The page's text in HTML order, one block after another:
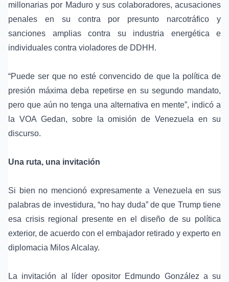
millonarias por Maduro y sus colaboradores, acusaciones
penales en su contra por presunto narcotráfico y
sanciones amplias contra su industria energética e
individuales contra violadores de DDHH.
“Puede ser que no esté convencido de que la política de
presión máxima deba repetirse en su segundo mandato,
pero que aún no tenga una alternativa en mente”, indicó a
la VOA Gedan, sobre la omisión de Venezuela en su
discurso.
Una ruta, una invitación
Si bien no mencionó expresamente a Venezuela en sus
palabras de investidura, “no hay duda” de que Trump tiene
esa crisis regional presente en el diseño de su política
exterior, de acuerdo con el embajador retirado y experto en
diplomacia Milos Alcalay.
La invitación al líder opositor Edmundo González a su